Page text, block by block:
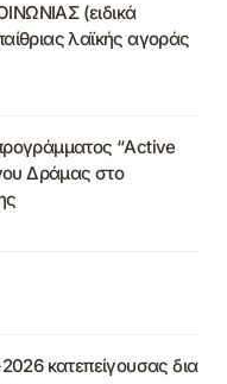
(ειδικά
λαϊκής αγοράς
“Active
Δράμας στο
κατεπείγουσας δια